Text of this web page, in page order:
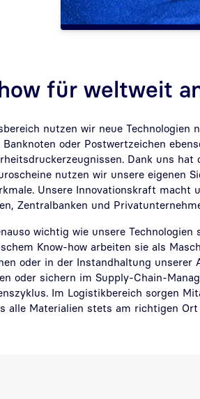
für weltweit
nutzen wir neue
oder Postwertzeichen
Dank uns
nutzen wir unsere eigenen
Unsere Innovationskraft macht
Zentralbanken und
wichtig wie unsere
Know-how arbeiten sie als
oder in der Instandhaltung
oder sichern im Supply-Chain-
Im Logistikbereich sorgen
alle Materialien stets am richtigen Ort